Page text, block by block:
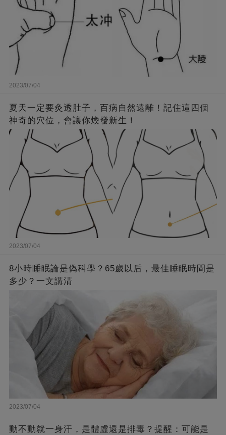
2023/07/04
夏天一定要灸透肚子，百病自然遠離！記住這四個
神奇的穴位，會讓你煥發新生！
2023/07/04
8小時睡眠論是偽科學？65歲以后，最佳睡眠時間是
多少？一文講清
2023/07/04
動不動就一身汗，是體虛還是排毒？提醒：可能是